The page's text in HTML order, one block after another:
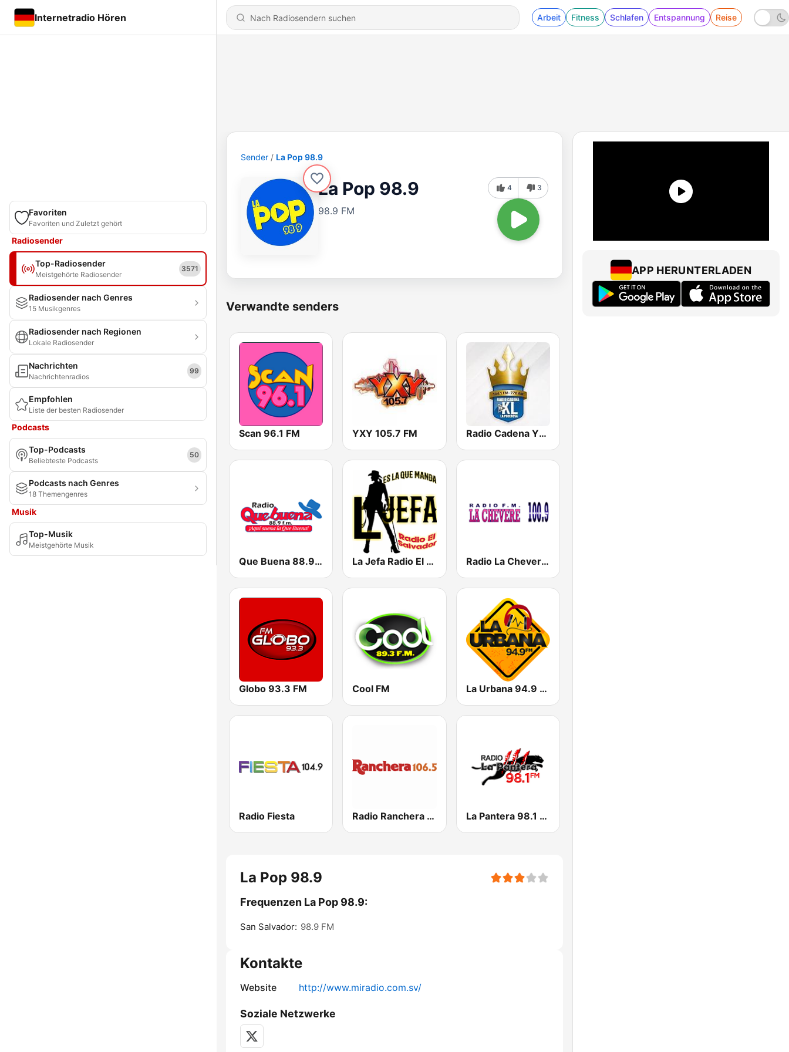
Internetradio Hören Arbeit Fitness Schlafen Entspannung Reise
Favoriten
Favoriten und Zuletzt gehört
Radiosender
Top-Radiosender
Meistgehörte Radiosender
3571
Radiosender nach Genres
15 Musikgenres
Radiosender nach Regionen
Lokale Radiosender
Nachrichten
Nachrichtenradios
99
Empfohlen
Liste der besten Radiosender
Podcasts
Top-Podcasts
Beliebteste Podcasts
50
Podcasts nach Genres
18 Themengenres
Musik
Top-Musik
Meistgehörte Musik
Sender La Pop 98.9
La Pop 98.9
98.9 FM
4 3
Verwandte senders
Scan 96.1 FM YXY 105.7 FM Radio Cadena YSKL La Poderosa
Que Buena 88.9 FM La Jefa Radio El Salvador Radio La Chevere 100.9 FM
Globo 93.3 FM Cool FM La Urbana 94.9 FM
Radio Fiesta Radio Ranchera El Salvador La Pantera 98.1 FM
La Pop 98.9
Frequenzen La Pop 98.9:
San Salvador: 98.9 FM
Kontakte
Website http://www.miradio.com.sv/
Soziale Netzwerke
APP HERUNTERLADEN